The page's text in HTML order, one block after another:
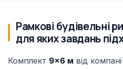
Рамкові будівельні
для яких завдань
Комплект 9×6 м від